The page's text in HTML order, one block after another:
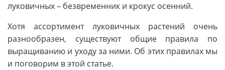
луковичных – безвременник и крокус осенний.
Хотя ассортимент луковичных растений очень
разнообразен, существуют общие правила по
выращиванию и уходу за ними. Об этих правилах мы
и поговорим в этой статье.